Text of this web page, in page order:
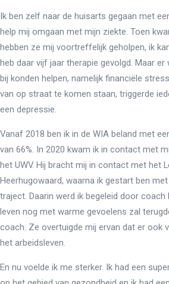
Ik ben zelf naar de huisarts gegaan met
help mij omgaan met mijn ziekte. Toen
hebben ze mij voortreffelijk geholpen, ik
heb daar vijf jaar therapie gevolgd. Maar
bij konden helpen, namelijk financiële
van op straat te komen staan, triggerde
een depressie.
Vanaf 2018 ben ik in de WIA beland met
van 66%. In 2020 kwam ik in contact met
het UWV. Hij bracht mij in contact met het
Heerhugowaard, waarna ik gestart ben
traject. Daarin werd ik begeleid door coach
leven nog met warme gevoelens zal
coach. Ze overtuigde mij ervan dat er ook
het arbeidsleven.
En nu voelde ik me sterker. Ik had een